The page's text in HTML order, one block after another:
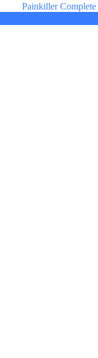
Painkiller